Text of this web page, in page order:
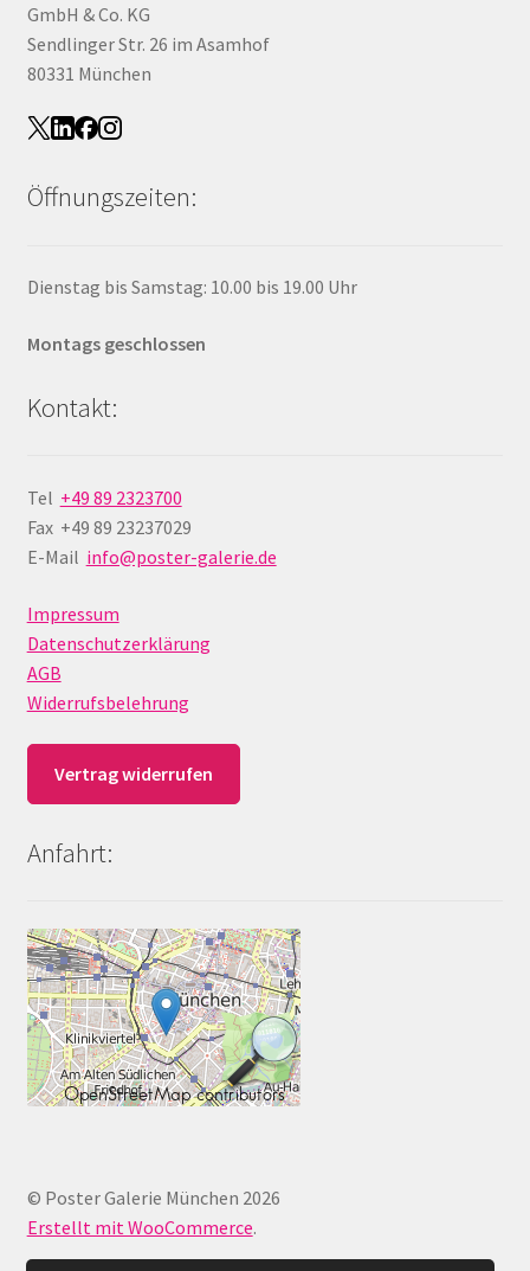
GmbH & Co. KG
Sendlinger Str. 26 im Asamhof
80331 München
Öffnungszeiten:
Dienstag bis Samstag: 10.00 bis 19.00 Uhr
Montags geschlossen
Kontakt:
Tel +49 89 2323700
Fax +49 89 23237029
E-Mail info@poster-galerie.de
Impressum
Datenschutzerklärung
AGB
Widerrufsbelehrung
Vertrag widerrufen
Anfahrt:
© Poster Galerie München 2026
Erstellt mit WooCommerce.